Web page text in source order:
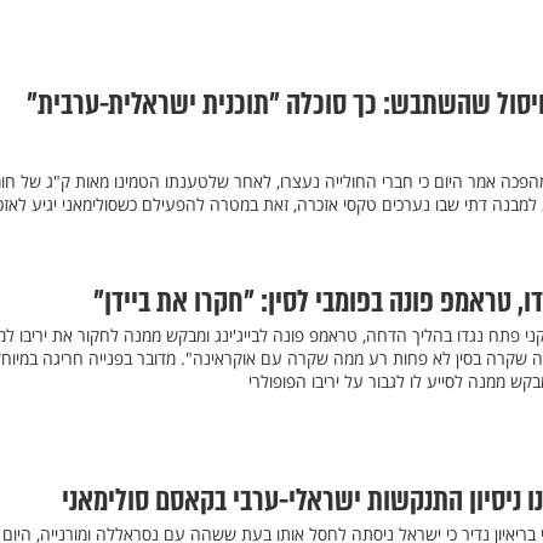
שהשתבש: כך סוכלה "תוכנית ישראלית-ערבית"
אמר היום כי חברי החולייה נעצרו, לאחר שלטענתו הטמינו מאות ק"ג של
דתי שבו נערכים טקסי אזכרה, זאת במטרה להפעילם כשסולימאני יגיע
טראמפ פונה בפומבי לסין: "חקרו את ביידן"
פתח נגדו בהליך הדחה, טראמפ פונה לבייג'ינג ומבקש ממנה לחקור את יריבו
ג'ו ביידן: "מה שקרה בסין לא פחות רע ממה שקרה עם אוקראינה". מדובר בפנייה חריגה
ממנה לסייע לו לגבור על יריבו הפופולרי
ניסיון התנקשות ישראלי-ערבי בקאסם סולימאני
נדיר כי ישראל ניסתה לחסל אותו בעת ששהה עם נסראללה ומורנייה, היום